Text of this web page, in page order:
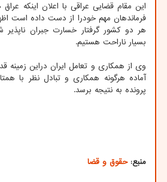
این مقام قضایی عراقی با اعلان اینکه
فرماندهان مهم خودرا از دست داده است
هر دو کشور گرفتار خسارت جبران ناپذیر
بسیار ناراحت هستیم.
وی از همکاری و تعامل ایران دراین زمینه
آماده هرگونه همکاری و تبادل نظر با
پرونده به نتیجه برسد.
منبع:حقوق و قضا